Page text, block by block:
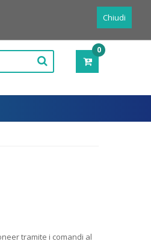
0
-
tramite i comandi al
Chiudi